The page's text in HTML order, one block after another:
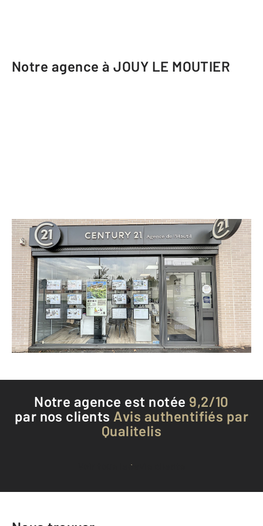
Notre agence à JOUY LE MOUTIER
CENTURY 21 Agence de l'Hautil
106 boulevard d'Ecancourt
JOUY LE MOUTIER - 95280
Envoyer un message
Téléphoner à l'agence
Notre agence est notée 9,2/10
par nos clients Avis authentifiés par
Qualitelis
Voir tous les avis clients